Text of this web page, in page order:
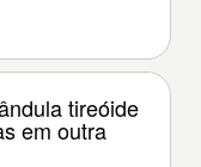
tireóide
em outra